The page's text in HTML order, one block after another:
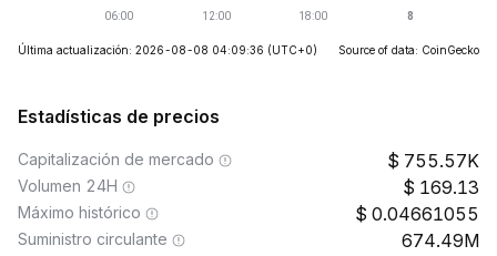
Última actualización: 2026-08-08 04:09:36 (UTC+0) Source of data: CoinGecko
Estadísticas de precios
Capitalización de mercado 755.57K
Volumen 24H 169.13
Máximo histórico 0.04661055
Suministro circulante 674.49M